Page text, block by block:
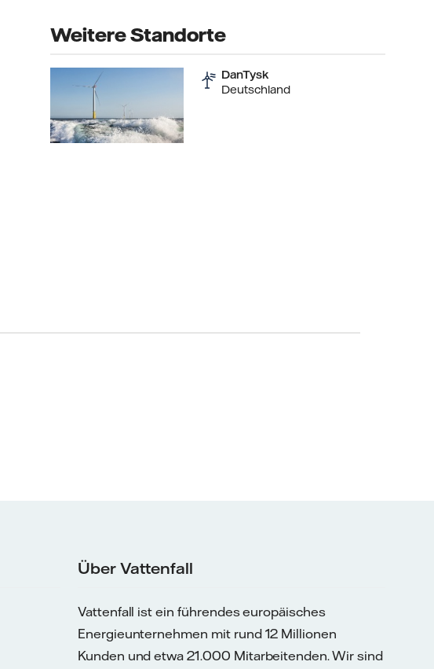
Weitere Standorte
DanTysk
Deutschland
Über Vattenfall
Vattenfall ist ein führendes europäisches
Energieunternehmen mit rund 12 Millionen
Kunden und etwa 21.000 Mitarbeitenden. Wir sind